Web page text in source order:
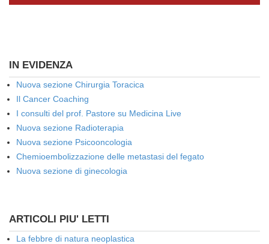
IN EVIDENZA
Nuova sezione Chirurgia Toracica
Il Cancer Coaching
I consulti del prof. Pastore su Medicina Live
Nuova sezione Radioterapia
Nuova sezione Psicooncologia
Chemioembolizzazione delle metastasi del fegato
Nuova sezione di ginecologia
ARTICOLI PIU' LETTI
La febbre di natura neoplastica